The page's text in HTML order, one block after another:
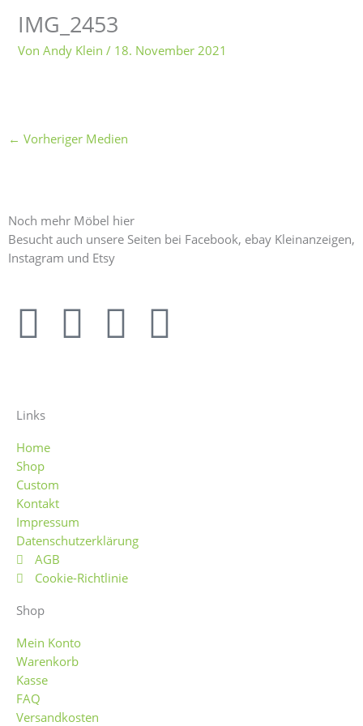
IMG_2453
VonAndy Klein/ 18. November 2021
← Vorheriger Medien
Noch mehr Möbel hier
Besucht auch unsere Seiten bei Facebook, ebay Kleinanzeigen,
Instagram und Etsy
F
c
e
b
o
o
k
-
f
I
g
r
m
E E
Links
Home
Shop
Custom
Kontakt
Impressum
Datenschutzerklärung
AGB
Cookie-Richtlinie
Shop
Mein Konto
Warenkorb
Kasse
FAQ
Versandkosten